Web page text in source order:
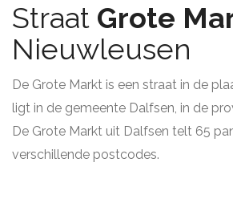
Straat Grote
Nieuwleusen
De Grote Markt is een straat in de
ligt in de gemeente Dalfsen, in de
De Grote Markt uit Dalfsen telt 65
verschillende postcodes.